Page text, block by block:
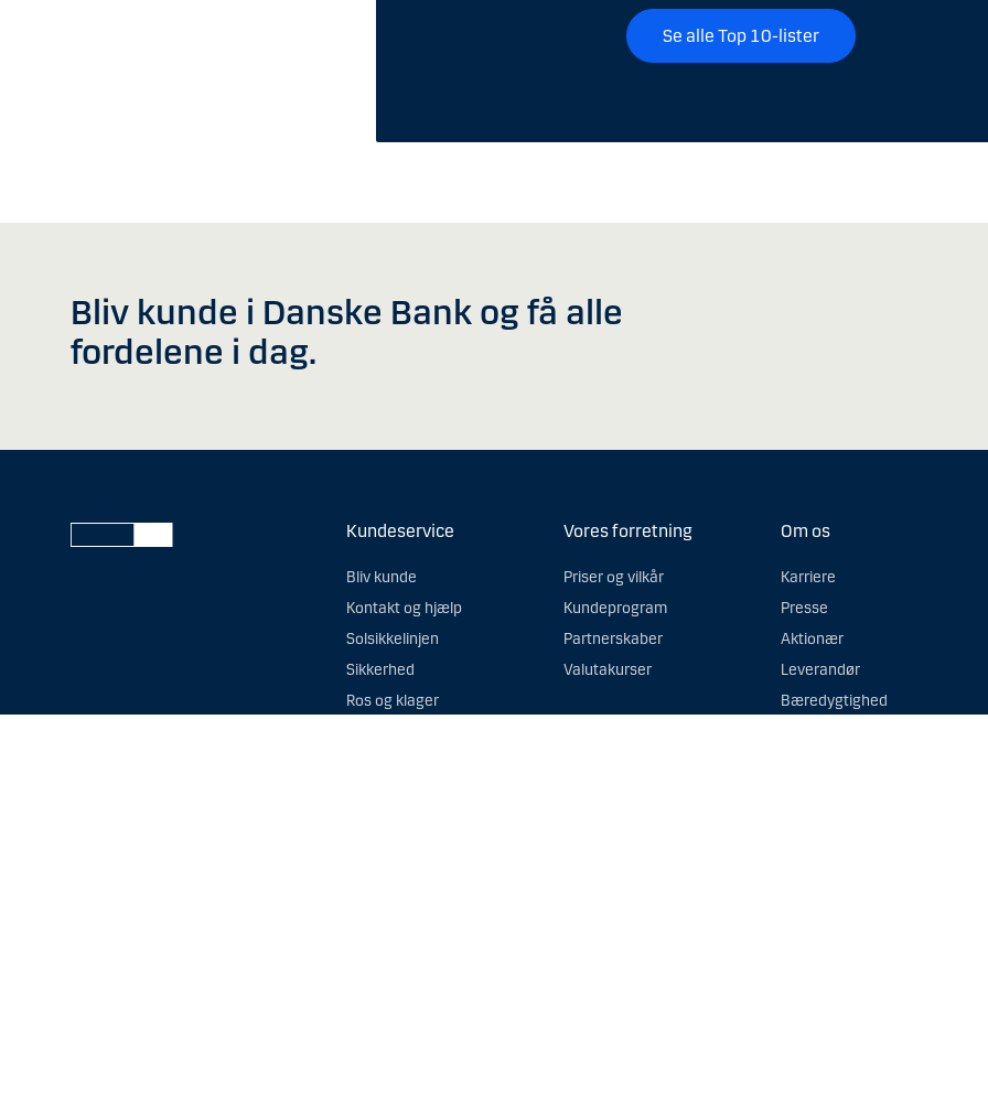
Se alle Top 10-lister
Bliv kunde i Danske Bank og få alle
fordelene i dag.
Kundeservice
Bliv kunde
Kontakt og hjælp
Solsikkelinjen
Sikkerhed
Ros og klager
Vores forretning
Priser og vilkår
Kundeprogram
Partnerskaber
Valutakurser
Om os
Karriere
Presse
Aktionær
Leverandør
Bæredygtighed